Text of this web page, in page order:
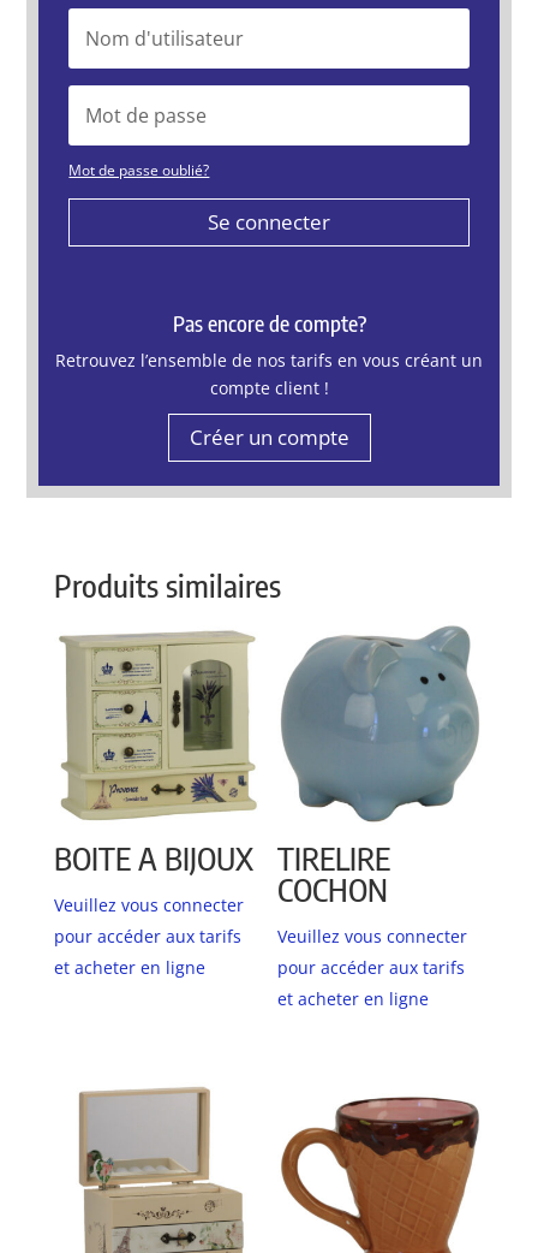
Mot de passe oublié?
Se connecter
Pas encore de compte?
Retrouvez l’ensemble de nos tarifs en vous créant un
compte client !
Créer un compte
Produits similaires
BOITE A BIJOUX
Veuillez vous connecter
pour accéder aux tarifs
et acheter en ligne
TIRELIRE
COCHON
Veuillez vous connecter
pour accéder aux tarifs
et acheter en ligne